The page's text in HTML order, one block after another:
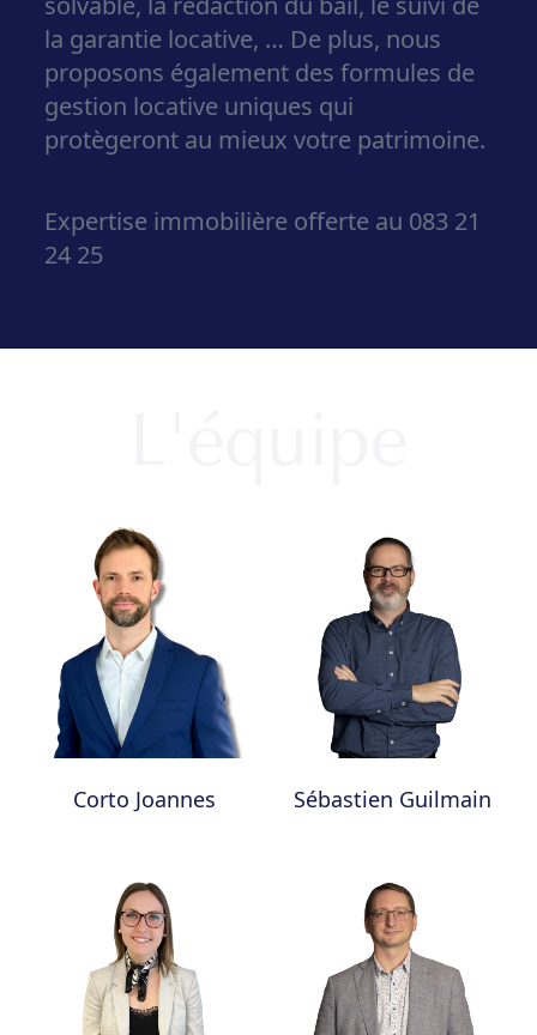
la garantie locative, … De plus, nous
proposons également des formules de
gestion locative uniques qui
protègeront au mieux votre patrimoine.
Expertise immobilière offerte au 083 21
24 25
Corto Joannes Sébastien Guilmain